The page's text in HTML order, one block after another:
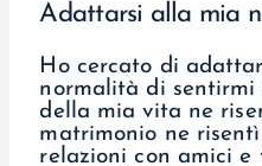
Adattarsi alla mia
Ho cercato di
normalità di sentirmi
della mia vita ne
matrimonio ne
relazioni con amici e